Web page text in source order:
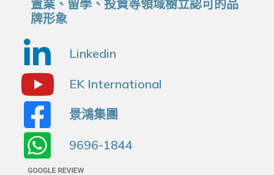
置業、留學、投資等領域樹立認可的品
牌形象
Linkedin
EK International
景鴻集團
9696-1844